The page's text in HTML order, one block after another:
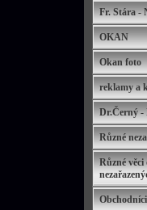
Fr. Stára -
OKAN
Okan foto
reklamy a
Dr.Černý -
Různé
Různé